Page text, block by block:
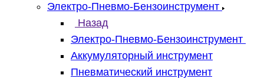
Электро-Пневмо-Бензоинструмент
Назад
Электро-Пневмо-Бензоинструмент
Аккумуляторный инструмент
Пневматический инструмент